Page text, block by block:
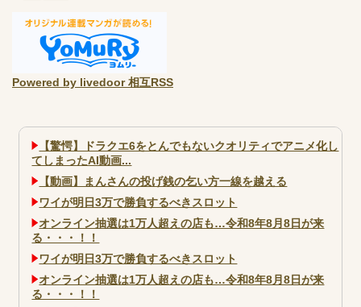
Powered by livedoor 相互RSS
【驚愕】ドラクエ6をとんでもないクオリティでアニメ化し
てしまったAI動画...
【動画】まんさんの投げ銭の乞い方一線を越える
ワイが明日3万で勝負するべきスロット
オンライン抽選は1万人超えの店も…令和8年8月8日が来
る・・・！！
ワイが明日3万で勝負するべきスロット
オンライン抽選は1万人超えの店も…令和8年8月8日が来
る・・・！！